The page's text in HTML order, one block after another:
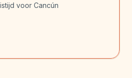
voor Cancún